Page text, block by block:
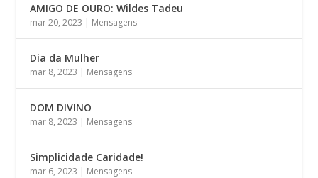
AMIGO DE OURO: Wildes Tadeu
mar 20, 2023 | Mensagens
Dia da Mulher
mar 8, 2023 | Mensagens
DOM DIVINO
mar 8, 2023 | Mensagens
Simplicidade Caridade!
mar 6, 2023 | Mensagens